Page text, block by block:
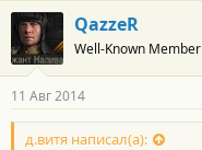
г
о
д
а
н
о
с
QazzeR
Well-Known Member
11 Авг 2014
д.витя написал(а):